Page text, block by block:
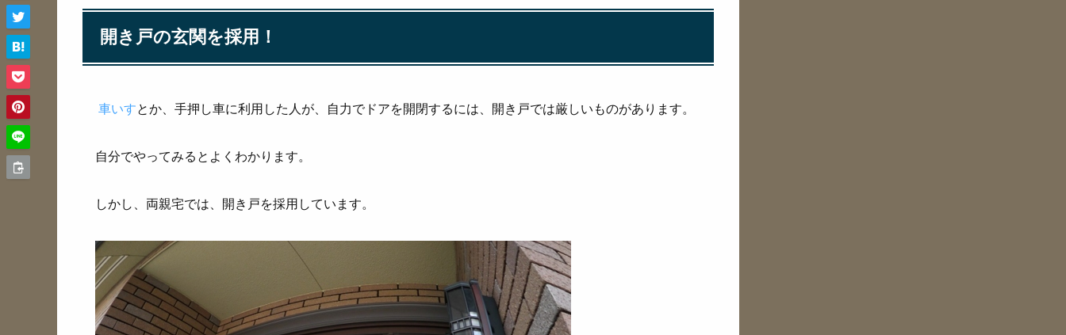
開き戸の玄関を採用！
車いすとか、手押し車に利用した人が、自力でドアを開閉するには、開き戸では厳しいものがあります。
自分でやってみるとよくわかります。
しかし、両親宅では、開き戸を採用しています。